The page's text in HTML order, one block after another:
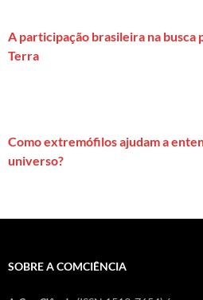
A participação brasileira na busca
Terra
Como extremófilos ajudam a
universo?
SOBRE A COMCIÊNCIA